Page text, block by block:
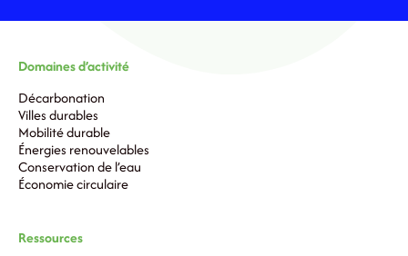
Domaines d’activité
Décarbonation
Villes durables
Mobilité durable
Énergies renouvelables
Conservation de l’eau
Économie circulaire
Ressources